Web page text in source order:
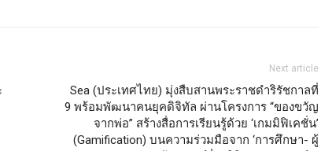
Next article
Sea (ประเทศไทย) มุ่งสืบสานพระราชดำริรัชกาลที่
9 พร้อมพัฒนาคนยุคดิจิทัล ผ่านโครงการ “ของขวัญ
จากพ่อ” สร้างสื่อการเรียนรู้ด้วย ‘เกมมิฟิเคชั่น’
(Gamification) บนความร่วมมือจาก ‘การศึกษา- ผู้